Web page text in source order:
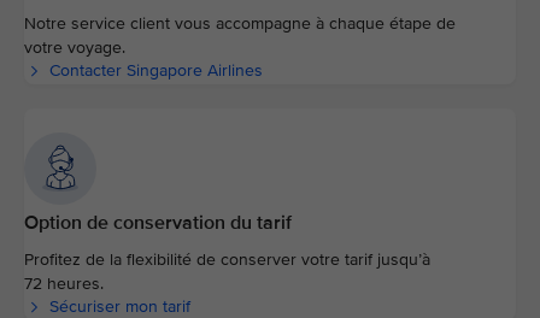
Notre service client vous accompagne à chaque étape de
votre voyage.
Contacter Singapore Airlines
Option de conservation du tarif
Profitez de la flexibilité de conserver votre tarif jusqu’à
72 heures.
Sécuriser mon tarif